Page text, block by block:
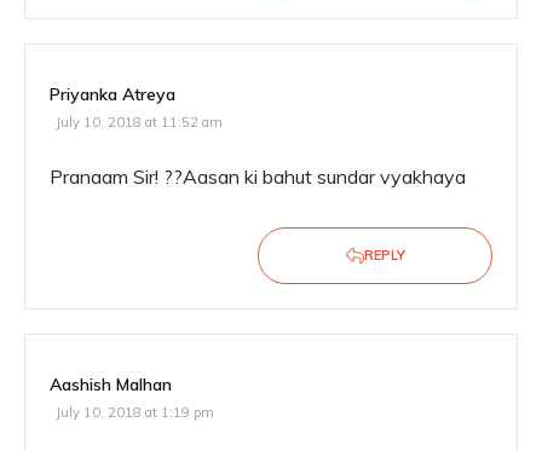
Priyanka Atreya
July 10, 2018 at 11:52 am
Pranaam Sir! ??Aasan ki bahut sundar vyakhaya
REPLY
Aashish Malhan
July 10, 2018 at 1:19 pm